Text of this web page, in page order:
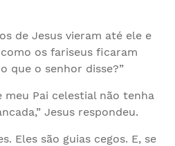
de Jesus vieram até ele e
os fariseus ficaram
que o senhor disse?”
meu Pai celestial não tenha
Jesus respondeu.
Eles são guias cegos. E, se